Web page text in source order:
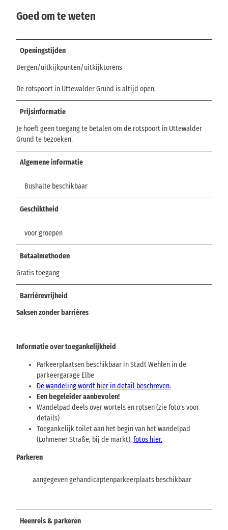
Goed om te weten
Openingstijden
Bergen/uitkijkpunten/uitkijktorens
De rotspoort in Uttewalder Grund is altijd open.
Prijsinformatie
Je hoeft geen toegang te betalen om de rotspoort in Uttewalder
Grund te bezoeken.
Algemene informatie
Bushalte beschikbaar
Geschiktheid
voor groepen
Betaalmethoden
Gratis toegang
Barrièrevrijheid
Saksen zonder barrières
Informatie over toegankelijkheid
Parkeerplaatsen beschikbaar in Stadt Wehlen in de
parkeergarage Elbe
De wandeling wordt hier in detail beschreven.
Een begeleider aanbevolen!
Wandelpad deels over wortels en rotsen (zie foto's voor
details)
Toegankelijk toilet aan het begin van het wandelpad
(Lohmener Straße, bij de markt),fotos hier.
Parkeren
aangegeven gehandicaptenparkeerplaats beschikbaar
Heenreis & parkeren